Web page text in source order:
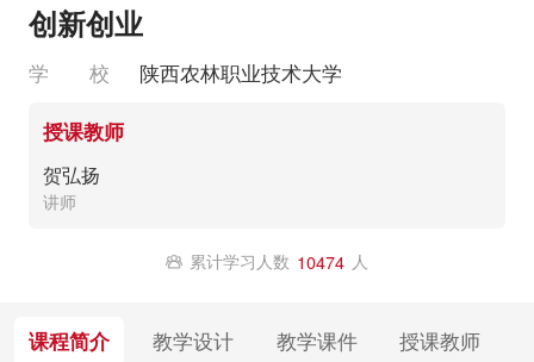
创新创业
学 校 陕西农林职业技术大学
授课教师
贺弘扬
讲师
累计学习人数 10474 人
课程简介 教学设计 教学课件 授课教师